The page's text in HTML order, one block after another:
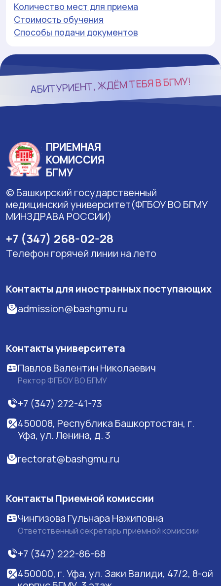
Количество мест для приема
Стоимость обучения
Способы подачи документов
АБИТУРИЕНТ, ЖДЁМ ТЕБЯ ВБГМУ!
ПРИЕМНАЯ
КОМИССИЯ
БГМУ
© Башкирский государственный
медицинский университет(ФГБОУ ВО БГМУ
МИНЗДРАВА РОССИИ)
+7 (347) 268-02-28
Телефон горячей линии на лето
Контакты для иностранных поступающих
admission@bashgmu.ru
Контакты университета
Павлов Валентин Николаевич
Ректор ФГБОУ ВО БГМУ
+7 (347) 272-41-73
450008, Республика Башкортостан, г.
Уфа, ул. Ленина, д. 3
rectorat@bashgmu.ru
Контакты Приемной комиссии
Чингизова Гульнара Нажиповна
Ответственный секретарь приёмной комиссии
+7 (347) 222-86-68
450000, г. Уфа, ул. Заки Валиди, 47/2, 8-ой